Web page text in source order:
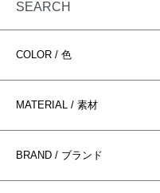
SEARCH
COLOR / 色
MATERIAL / 素材
BRAND / ブランド